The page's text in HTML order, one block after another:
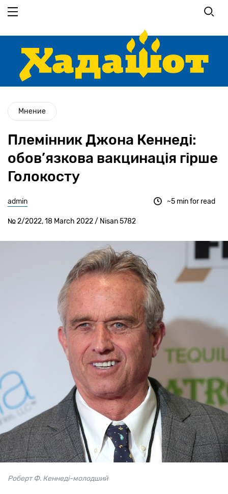
основного
Мнение
Племінник Джона Кеннеді:
обов’язкова вакцинація гірше
Голокосту
admin
№ 2/2022, 18 March 2022 / Nisan 5782
~5 min for read
Роберт Ф. Кеннеді-молодший